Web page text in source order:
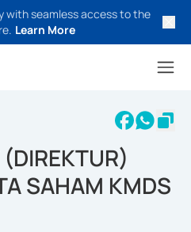
with seamless access to the
Learn More
SAHAM KMDS